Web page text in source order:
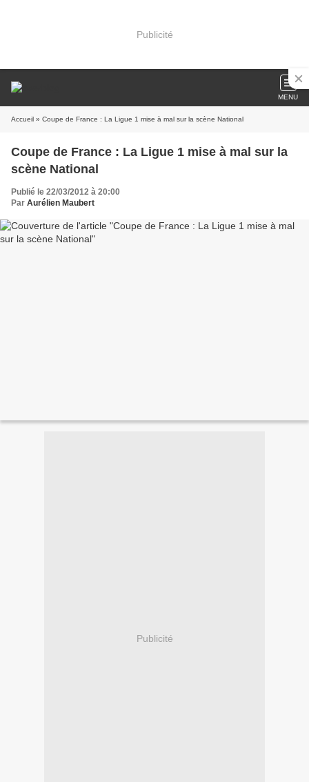
Publicité
MENU
Accueil » Coupe de France : La Ligue 1 mise à mal sur la scène National
Coupe de France : La Ligue 1 mise à mal sur la
scène National
Publié le 22/03/2012 à 20:00
Par Aurélien Maubert
Publicité